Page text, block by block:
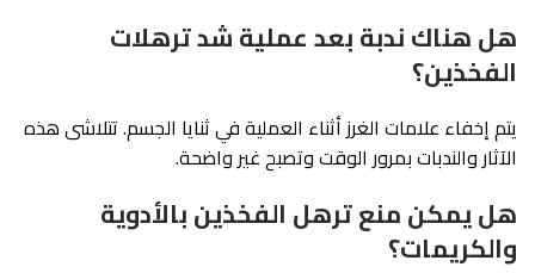
هل هناك ندبة بعد عملية شد ترهلات
الفخذين؟
يتم إخفاء علامات الغرز أثناء العملية في ثنايا الجسم. تتلاشى هذه
الآثار والندبات بمرور الوقت وتصبح غير واضحة.
هل يمكن منع ترهل الفخذين بالأدوية
والكريمات؟